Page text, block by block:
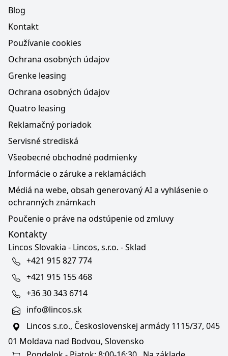
Blog
Kontakt
Používanie cookies
Ochrana osobných údajov
Grenke leasing
Ochrana osobných údajov
Quatro leasing
Reklamačný poriadok
Servisné strediská
Všeobecné obchodné podmienky
Informácie o záruke a reklamáciách
Médiá na webe, obsah generovaný AI a vyhlásenie o
ochranných známkach
Poučenie o práve na odstúpenie od zmluvy
Kontakty
Lincos Slovakia - Lincos, s.r.o. - Sklad
+421 915 827 774
+421 915 155 468
+36 30 343 6714
info@lincos.sk
Lincos s.r.o., Československej armády 1115/37, 045
01 Moldava nad Bodvou, Slovensko